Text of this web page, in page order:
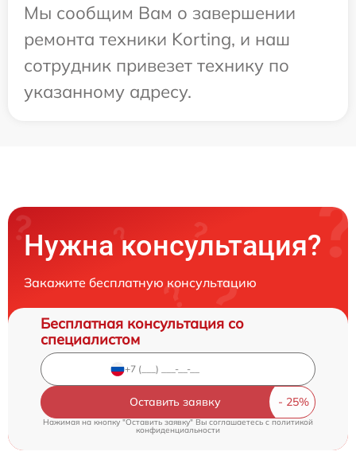
Мы сообщим Вам о завершении
ремонта техники Korting, и наш
сотрудник привезет технику по
указанному адресу.
Нужна консультация?
Закажите бесплатную консультацию
Бесплатная консультация со
специалистом
Оставить заявку
Нажимая на кнопку "Оставить заявку" Вы соглашаетесь cполитикой
конфиденциальности